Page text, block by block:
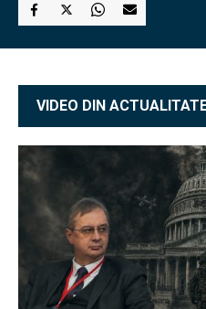
VIDEO DIN